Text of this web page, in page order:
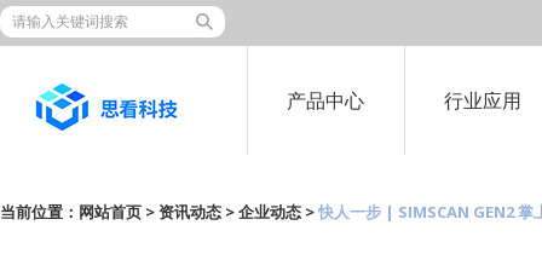
产品中心 行业应用
当前位置： 网站首页 >资讯动态 >企业动态 >快人一步 | SIMSCAN GEN2 掌